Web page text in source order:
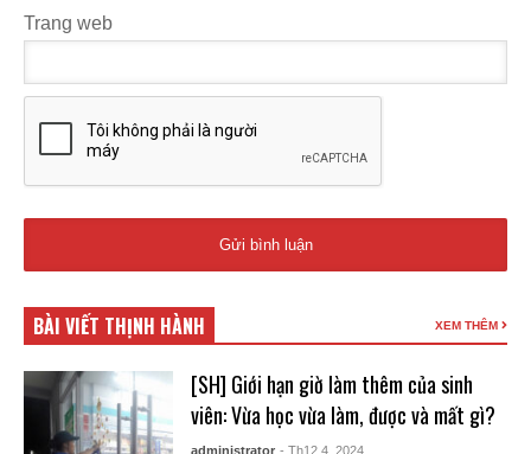
Trang web
BÀI VIẾT THỊNH HÀNH XEM THÊM
[SH] Giới hạn giờ làm thêm của sinh
viên: Vừa học vừa làm, được và mất gì?
administrator - Th12 4, 2024